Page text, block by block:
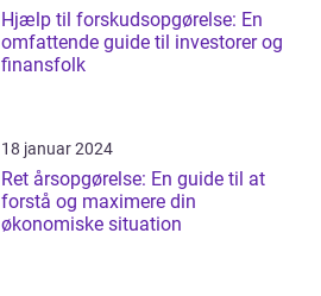
Hjælp til forskudsopgørelse: En
omfattende guide til investorer og
finansfolk
18 januar 2024
Ret årsopgørelse: En guide til at
forstå og maximere din
økonomiske situation